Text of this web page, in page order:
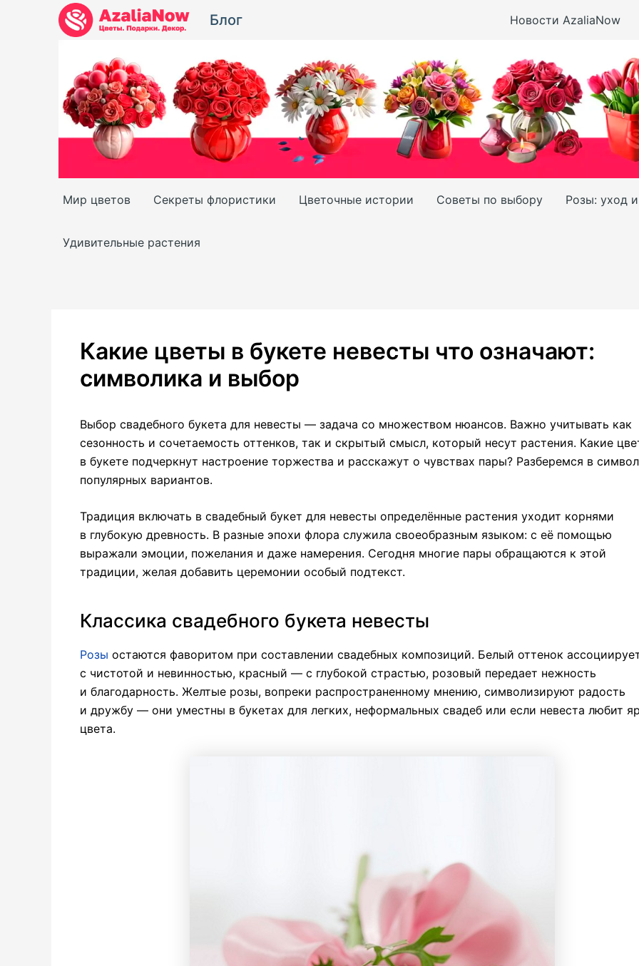
Блог Новости AzaliaNow
Мир цветов Секреты флористики Цветочные истории Советы по выбору Розы: уход
Удивительные растения
Какие цветы в букете невесты что означают:
символика и выбор
Выбор свадебного букета для невесты — задача со множеством нюансов. Важно учитывать как
сезонность и сочетаемость оттенков, так и скрытый смысл, который несут растения. Какие
в букете подчеркнут настроение торжества и расскажут о чувствах пары? Разберемся в
популярных вариантов.
Традиция включать в свадебный букет для невесты определённые растения уходит корнями
в глубокую древность. В разные эпохи флора служила своеобразным языком: с её помощью
выражали эмоции, пожелания и даже намерения. Сегодня многие пары обращаются к этой
традиции, желая добавить церемонии особый подтекст.
Классика свадебного букета невесты
Розы остаются фаворитом при составлении свадебных композиций. Белый оттенок
с чистотой и невинностью, красный — с глубокой страстью, розовый передает нежность
и благодарность. Желтые розы, вопреки распространенному мнению, символизируют радость
и дружбу — они уместны в букетах для легких, неформальных свадеб или если невеста любит
цвета.